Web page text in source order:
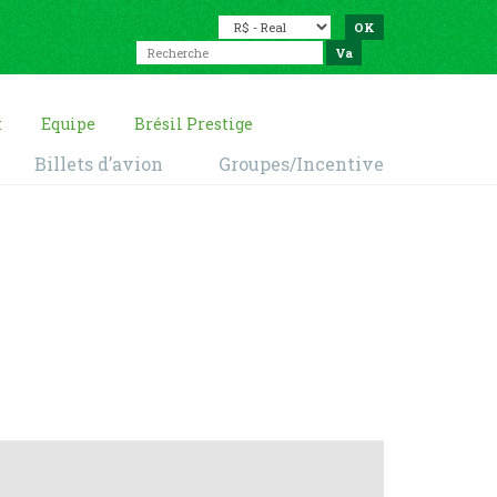
Equipe Brésil Prestige
Billets d’avion Groupes/Incentive